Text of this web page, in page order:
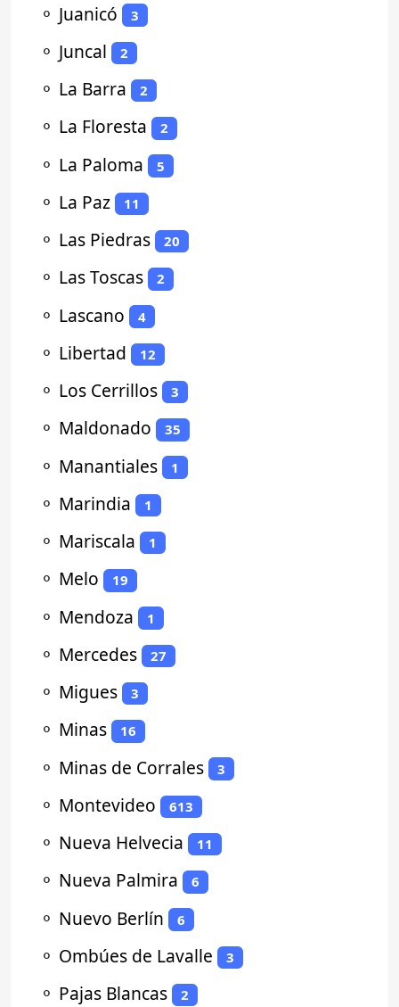
⚬ Juanicó 3
⚬ Juncal 2
⚬ La Barra 2
⚬ La Floresta 2
⚬ La Paloma 5
⚬ La Paz 11
⚬ Las Piedras 20
⚬ Las Toscas 2
⚬ Lascano 4
⚬ Libertad 12
⚬ Los Cerrillos 3
⚬ Maldonado 35
⚬ Manantiales 1
⚬ Marindia 1
⚬ Mariscala 1
⚬ Melo 19
⚬ Mendoza 1
⚬ Mercedes 27
⚬ Migues 3
⚬ Minas 16
⚬ Minas de Corrales 3
⚬ Montevideo 613
⚬ Nueva Helvecia 11
⚬ Nueva Palmira 6
⚬ Nuevo Berlín 6
⚬ Ombúes de Lavalle 3
⚬ Pajas Blancas 2